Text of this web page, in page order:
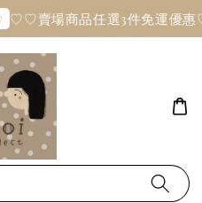
♡♡賣場商品任選3件免運優